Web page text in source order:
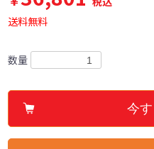
送料無料
数量
今